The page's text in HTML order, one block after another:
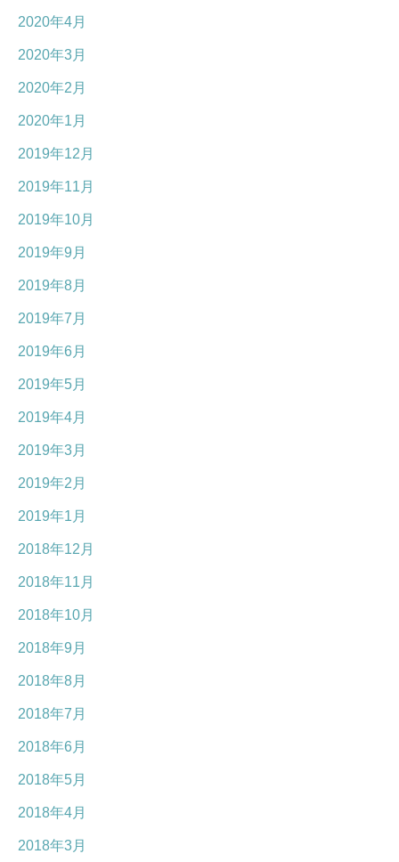
2020年4月
2020年3月
2020年2月
2020年1月
2019年12月
2019年11月
2019年10月
2019年9月
2019年8月
2019年7月
2019年6月
2019年5月
2019年4月
2019年3月
2019年2月
2019年1月
2018年12月
2018年11月
2018年10月
2018年9月
2018年8月
2018年7月
2018年6月
2018年5月
2018年4月
2018年3月